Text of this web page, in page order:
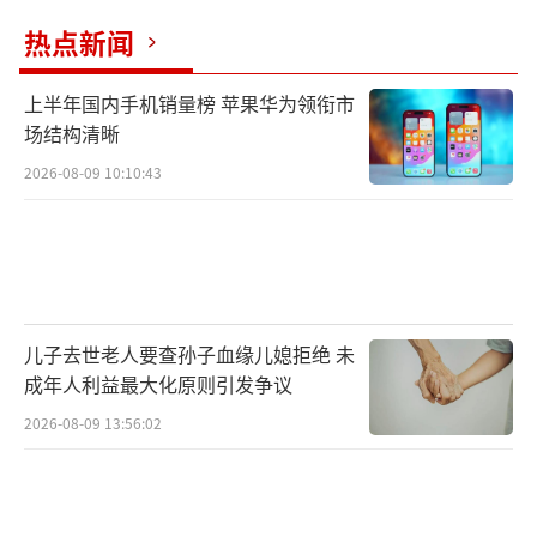
热点新闻
上半年国内手机销量榜 苹果华为领衔市
场结构清晰
2026-08-09 10:10:43
儿子去世老人要查孙子血缘儿媳拒绝 未
成年人利益最大化原则引发争议
2026-08-09 13:56:02